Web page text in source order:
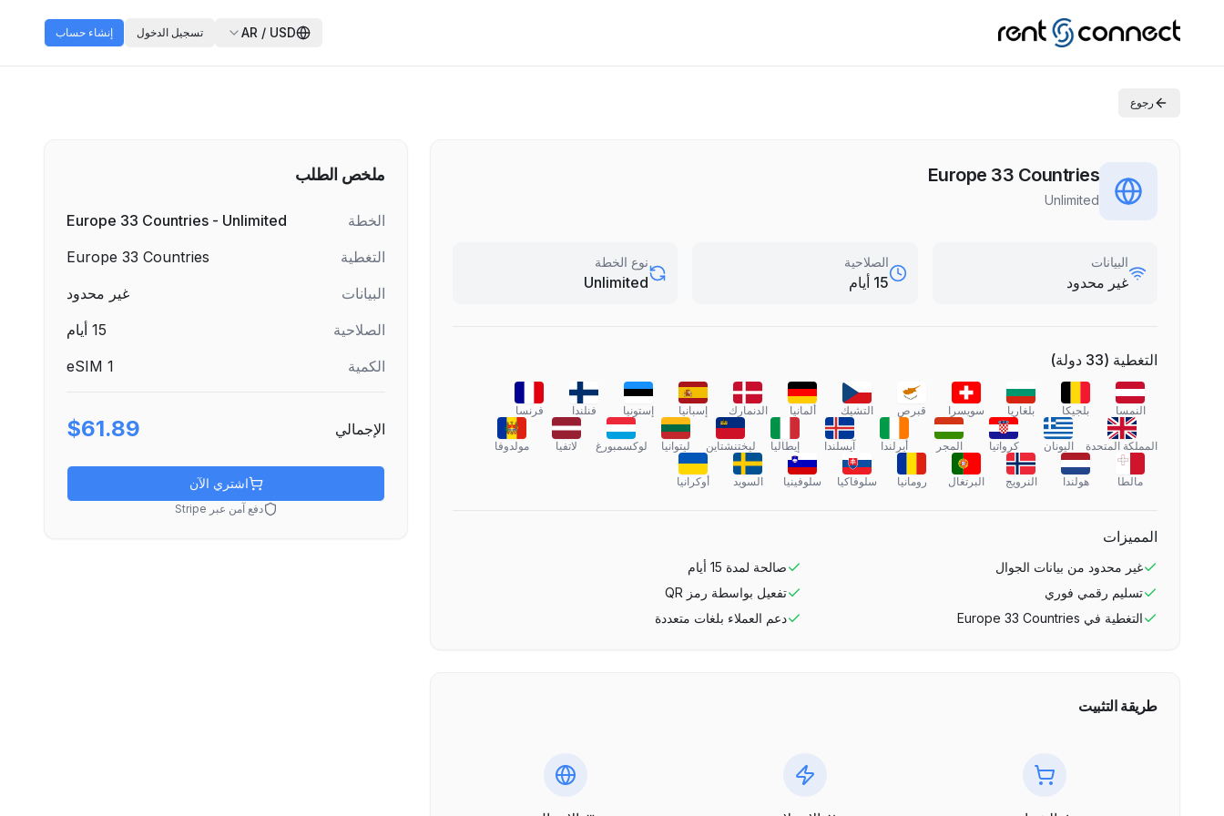
AR / USD تسجيل الدخول إنشاء حساب
رجوع
Europe 33 Countries
Unlimited
البيانات
غير محدود
الصلاحية
15 أيام
نوع الخطة
Unlimited
التغطية (
33 دولة)
النمسا بلجيكا بلغاريا سويسرا قبرص التشيك ألمانيا الدنمارك إسبانيا إستونيا فنلندا فرنسا
المملكة المتحدة اليونان كرواتيا المجر أيرلندا آيسلندا إيطاليا ليختنشتاين ليتوانيا لوكسمبورغ لاتفيا مولدوفا
مالطا هولندا النرويج البرتغال رومانيا سلوفاكيا سلوفينيا السويد أوكرانيا
المميزات
غير محدود من بيانات الجوال صالحة لمدة 15 أيام
تسليم رقمي فوري
تفعيل بواسطة رمز QR
التغطية في Europe 33 Countries دعم العملاء بلغات متعددة
طريقة التثبيت
ملخص الطلب
الخطة
Europe 33 Countries - Unlimited
التغطية
Europe 33 Countries
البيانات
غير محدود
الصلاحية
15 أيام
الكمية
1
الإجمالي $61.89
اشتري الآن
دفع آمن عبر Stripe